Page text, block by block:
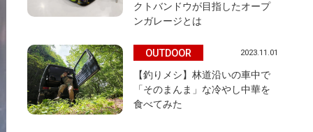
クトバンドウが目指したオープ
ンガレージとは
OUTDOOR 2023.11.01
【釣りメシ】林道沿いの車中で
「そのまんま」な冷やし中華を
食べてみた